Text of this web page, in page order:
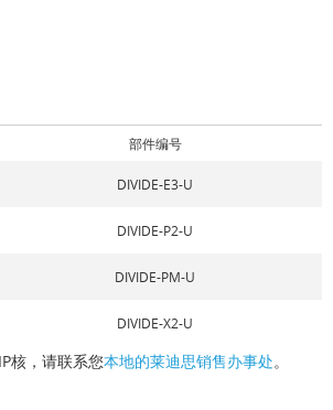
部件编号
DIVIDE-E3-U
DIVIDE-P2-U
DIVIDE-PM-U
DIVIDE-X2-U
核，请联系您本地的莱迪思销售办事处。